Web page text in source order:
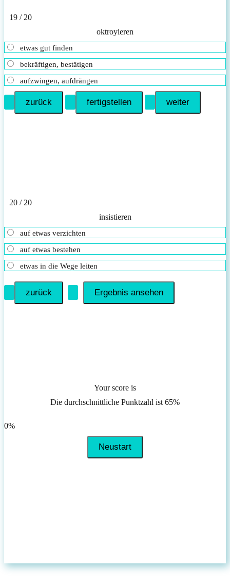
19 / 20
oktroyieren
etwas gut finden
bekräftigen, bestätigen
aufzwingen, aufdrängen
20 / 20
insistieren
auf etwas verzichten
auf etwas bestehen
etwas in die Wege leiten
Your score is
Die durchschnittliche Punktzahl ist 65%
0%
Neustart